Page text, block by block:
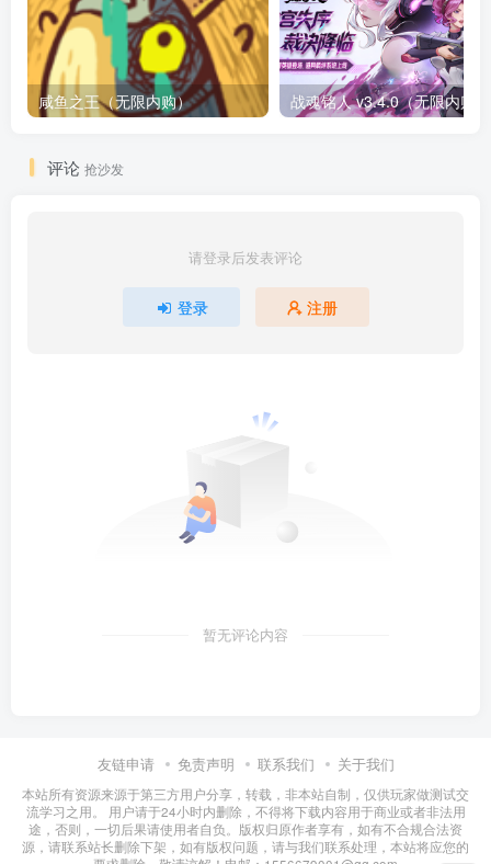
咸鱼之王（无限内购）
评论 抢沙发
请登录后发表评论
登录 注册
暂无评论内容
友链申请 免责声明 联系我们 关于我们
本站所有资源来源于第三方用户分享，转载，非本站自制，仅供玩家做测试交
流学习之用。 用户请于24小时内删除，不得将下载内容用于商业或者非法用
途，否则，一切后果请使用者自负。版权归原作者享有，如有不合规合法资
源，请联系站长删除下架，如有版权问题，请与我们联系处理，本站将应您的